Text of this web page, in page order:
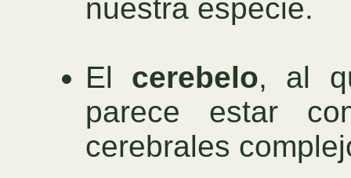
nuestra especie.
El cerebelo, al
parece estar
cerebrales